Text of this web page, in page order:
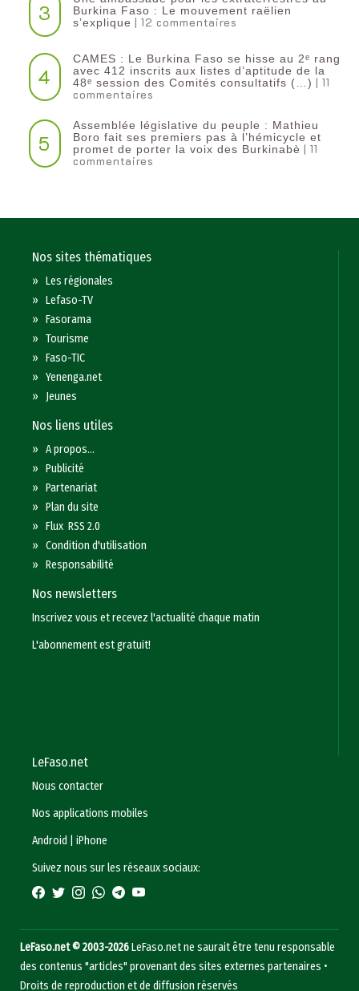
3
Burkina Faso : Le mouvement raëlien
s’explique | 12 commentaires
4
CAMES : Le Burkina Faso se hisse au 2ᵉ rang
avec 412 inscrits aux listes d’aptitude de la
48ᵉ session des Comités consultatifs (…) | 11
commentaires
5
Assemblée législative du peuple : Mathieu
Boro fait ses premiers pas à l’hémicycle et
promet de porter la voix des Burkinabè | 11
commentaires
Nos sites thématiques
»Les régionales
»Lefaso-TV
»Fasorama
»Tourisme
»Faso-TIC
»Yenenga.net
» Jeunes
Nos liens utiles
»A propos...
»Publicité
»Partenariat
»Plan du site
»Flux RSS 2.0
»Condition d'utilisation
»Responsabilité
Nos newsletters
Inscrivez vous et recevez l'actualité chaque matin
L'abonnement est gratuit!
LeFaso.net
Nous contacter
Nos applications mobiles
Android
|iPhone
Suivez nous sur les réseaux sociaux:
LeFaso.net © 2003-2026LeFaso.net ne saurait être tenu responsable
des contenus "articles" provenant des sites externes partenaires •
Droits de reproduction et de diffusion réservés